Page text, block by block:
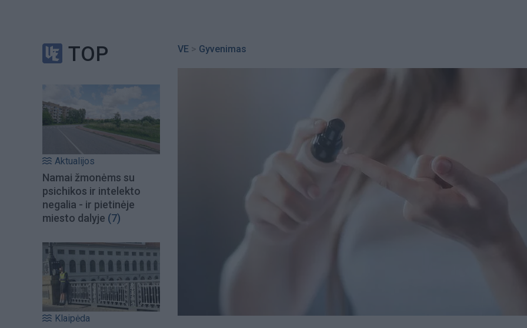
TOP
Aktualijos
Namai žmonėms su
psichikos ir intelekto
negalia - ir pietinėje
miesto dalyje (7)
Klaipėda
VE > Gyvenimas